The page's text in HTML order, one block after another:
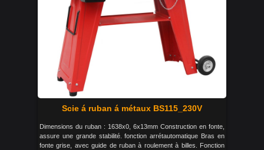
Scie á ruban á métaux BS115_230V
Dimensions du ruban : 1638x0, 6x13mm Construction en fonte,
assure une grande stabilité. fonction arrétautomatique Bras en
fonte grise, avec guide de ruban à roulement à billes. Fonction